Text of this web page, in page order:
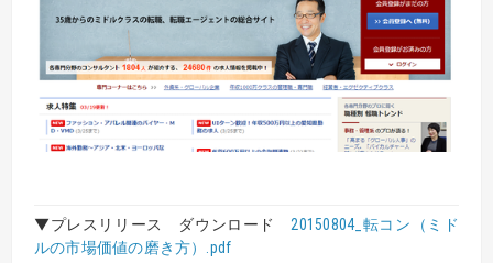
▼プレスリリース ダウンロード20150804_転コン（ミド
ルの市場価値の磨き方）.pdf